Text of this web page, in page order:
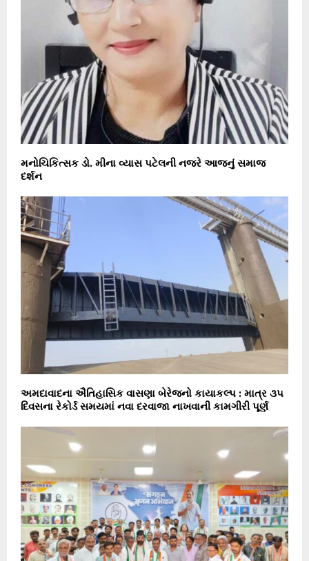
મનોચિકિત્સક ડો. મીના વ્યાસ પટેલની નજરે આજનું સમાજ
દર્શન
અમદાવાદના ઐતિહાસિક વાસણા બેરેજનો કાયાકલ્પ : માત્ર ૩૫
દિવસના રેકોર્ડ સમયમાં નવા દરવાજા નાખવાની કામગીરી પૂર્ણ